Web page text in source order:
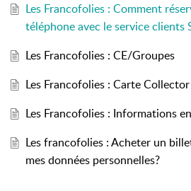
Les Francofolies : Comment
téléphone avec le service clients
Les Francofolies : CE/Groupes
Les Francofolies : Carte Collector
Les Francofolies : Informations
Les francofolies : Acheter un
mes données personnelles?